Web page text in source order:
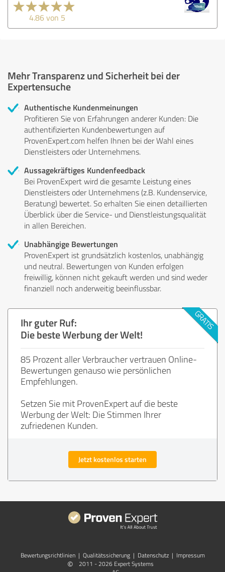
4.86 von 5
Mehr Transparenz und Sicherheit bei der
Expertensuche
Authentische Kundenmeinungen
Profitieren Sie von Erfahrungen anderer Kunden: Die
authentifizierten Kundenbewertungen auf
ProvenExpert.com helfen Ihnen bei der Wahl eines
Dienstleisters oder Unternehmens.
Aussagekräftiges Kundenfeedback
Bei ProvenExpert wird die gesamte Leistung eines
Dienstleisters oder Unternehmens (z.B. Kundenservice,
Beratung) bewertet. So erhalten Sie einen detaillierten
Überblick über die Service- und Dienstleistungsqualität
in allen Bereichen.
Unabhängige Bewertungen
ProvenExpert ist grundsätzlich kostenlos, unabhängig
und neutral. Bewertungen von Kunden erfolgen
freiwillig, können nicht gekauft werden und sind weder
finanziell noch anderweitig beeinflussbar.
Ihr guter Ruf:
Die beste Werbung der Welt!
85 Prozent aller Verbraucher vertrauen Online-
Bewertungen genauso wie persönlichen
Empfehlungen.
Setzen Sie mit ProvenExpert auf die beste
Werbung der Welt: Die Stimmen Ihrer
zufriedenen Kunden.
Jetzt kostenlos starten
Bewertungs­richtlinien | Qualitätssicherung | Datenschutz | Impressum
©
2011 - 2026 Expert Systems